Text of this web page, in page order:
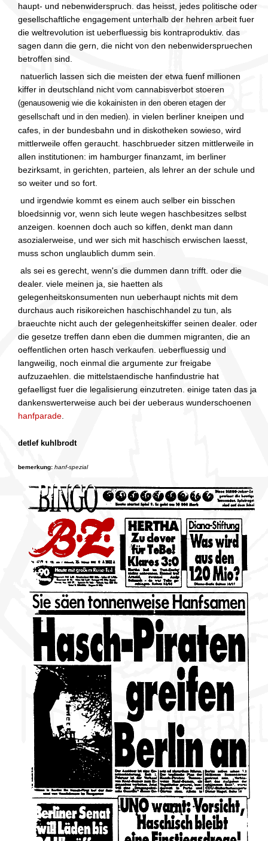
haupt- und nebenwiderspruch. das heisst, jedes politische oder
gesellschaftliche engagement unterhalb der hehren arbeit fuer
die weltrevolution ist ueberfluessig bis kontraproduktiv. das
sagen dann die gern, die nicht von den nebenwiderspruechen
betroffen sind.
natuerlich lassen sich die meisten der etwa fuenf millionen
kiffer in deutschland nicht vom cannabisverbot stoeren
(genausowenig wie die kokainisten in den oberen etagen der
gesellschaft und in den medien) . in vielen berliner kneipen und
cafes, in der bundesbahn und in diskotheken sowieso, wird
mittlerweile offen geraucht. haschbrueder sitzen mittlerweile in
allen institutionen: im hamburger finanzamt, im berliner
bezirksamt, in gerichten, parteien, als lehrer an der schule und
so weiter und so fort.
und irgendwie kommt es einem auch selber ein bisschen
bloedsinnig vor, wenn sich leute wegen haschbesitzes selbst
anzeigen. koennen doch auch so kiffen, denkt man dann
asozialerweise, und wer sich mit haschisch erwischen laesst,
muss schon unglaublich dumm sein.
als sei es gerecht, wenn's die dummen dann trifft. oder die
dealer. viele meinen ja, sie haetten als
gelegenheitskonsumenten nun ueberhaupt nichts mit dem
durchaus auch risikoreichen haschischhandel zu tun, als
braeuchte nicht auch der gelegenheitskiffer seinen dealer. oder
die gesetze treffen dann eben die dummen migranten, die an
oeffentlichen orten hasch verkaufen. ueberfluessig und
langweilig, noch einmal die argumente zur freigabe
aufzuzaehlen. die mittelstaendische hanfindustrie hat
gefaelligst fuer die legalisierung einzutreten. einige taten das ja
dankenswerterweise auch bei der ueberaus wunderschoenen
hanfparade
detlef kuhlbrodt
bemerkung: hanf-spezial